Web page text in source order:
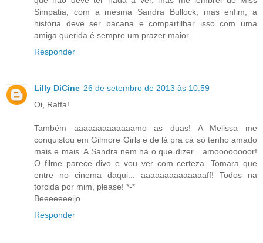
Simpatia, com a mesma Sandra Bullock, mas enfim, a
história deve ser bacana e compartilhar isso com uma
amiga querida é sempre um prazer maior.
Responder
Lilly DiCine 26 de setembro de 2013 às 10:59
Oi, Raffa!
Também aaaaaaaaaaaaamo as duas! A Melissa me
conquistou em Gilmore Girls e de lá pra cá só tenho amado
mais e mais. A Sandra nem há o que dizer... amoooooooor!
O filme parece divo e vou ver com certeza. Tomara que
entre no cinema daqui... aaaaaaaaaaaaaaff! Todos na
torcida por mim, please! *-*
Beeeeeeeijo
Responder